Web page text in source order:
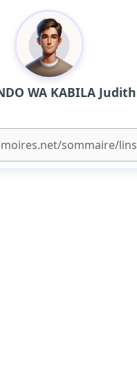
WA KABILA Judith